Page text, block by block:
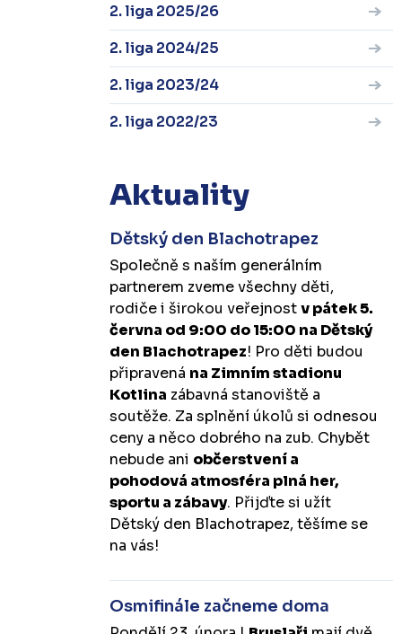
2. liga 2025/26
2. liga 2024/25
2. liga 2023/24
2. liga 2022/23
Aktuality
Dětský den Blachotrapez
Společně s naším generálním
partnerem zveme všechny děti,
rodiče i širokou veřejnostv pátek 5.
června od 9:00 do 15:00 na Dětský
den Blachotrapez! Pro děti budou
připravená na Zimním stadionu
Kotlina zábavná stanoviště a
soutěže. Za splnění úkolů si odnesou
ceny a něco dobrého na zub. Chybět
nebude ani občerstvení a
pohodová atmosféra plná her,
sportu a zábavy. Přijďte si užít
Dětský den Blachotrapez, těšíme se
na vás!
Osmifinále začneme doma